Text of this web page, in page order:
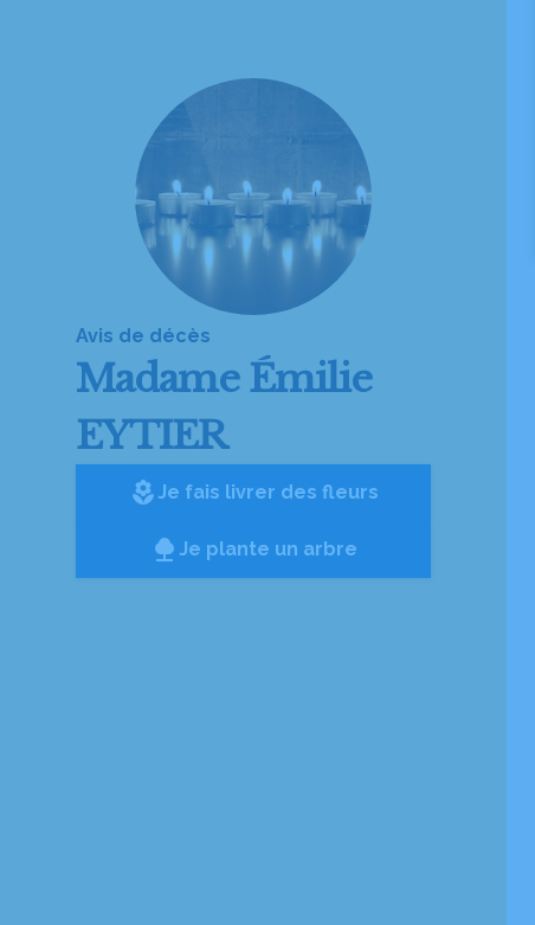
Avis de décès
Madame Émilie
EYTIER
local_florist Je fais livrer des fleurs
Je plante un arbre